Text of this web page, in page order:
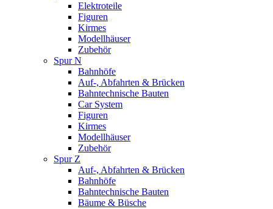
Elektroteile
Figuren
Kirmes
Modellhäuser
Zubehör
Spur N
Bahnhöfe
Auf-, Abfahrten & Brücken
Bahntechnische Bauten
Car System
Figuren
Kirmes
Modellhäuser
Zubehör
Spur Z
Auf-, Abfahrten & Brücken
Bahnhöfe
Bahntechnische Bauten
Bäume & Büsche